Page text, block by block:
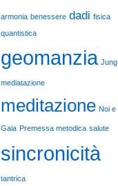
armonia benessere dadi fisica
quantistica
geomanzia Jung
mediatazione
meditazione Noi e
Gaia Premessa metodica salute
sincronicità
tantrica